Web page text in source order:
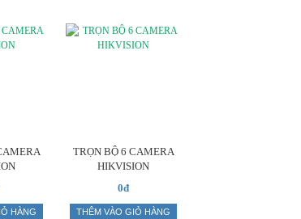
HÀNG
TRỌN BỘ 6 CAMERA
HIKVISION
0đ
THÊM VÀO GIỎ HÀNG